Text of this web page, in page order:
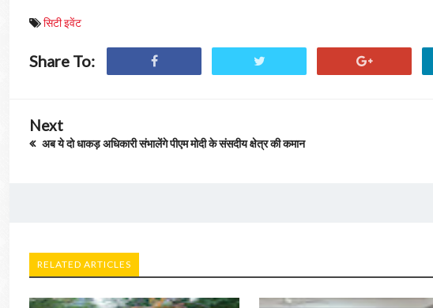
सिटी इवेंट
Share To:
Next
अब ये दो धाकड़ अधिकारी संभालेंगे पीएम मोदी के संसदीय क्षेत्र की कमान
RELATED ARTICLES